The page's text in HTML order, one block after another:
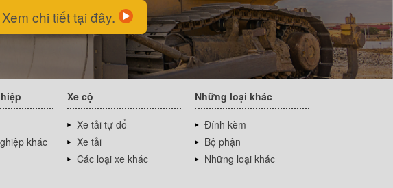
Xem chi tiết tại đây.
khác
Xe cộ
Xe tải tự đổ
Xe tải
Các loại xe khác
Những loại khác
Đính kèm
Bộ phận
Những loại khác